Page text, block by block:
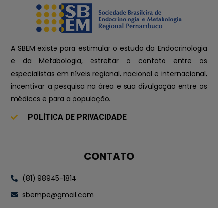
A SBEM existe para estimular o estudo da Endocrinologia
e da Metabologia, estreitar o contato entre os
especialistas em níveis regional, nacional e internacional,
incentivar a pesquisa na área e sua divulgação entre os
médicos e para a população.
POLÍTICA DE PRIVACIDADE
CONTATO
(81) 98945-1814
sbempe@gmail.com